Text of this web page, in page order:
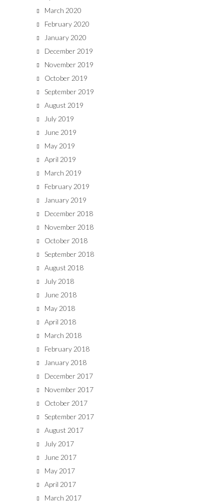
March 2020
February 2020
January 2020
December 2019
November 2019
October 2019
September 2019
August 2019
July 2019
June 2019
May 2019
April 2019
March 2019
February 2019
January 2019
December 2018
November 2018
October 2018
September 2018
August 2018
July 2018
June 2018
May 2018
April 2018
March 2018
February 2018
January 2018
December 2017
November 2017
October 2017
September 2017
August 2017
July 2017
June 2017
May 2017
April 2017
March 2017